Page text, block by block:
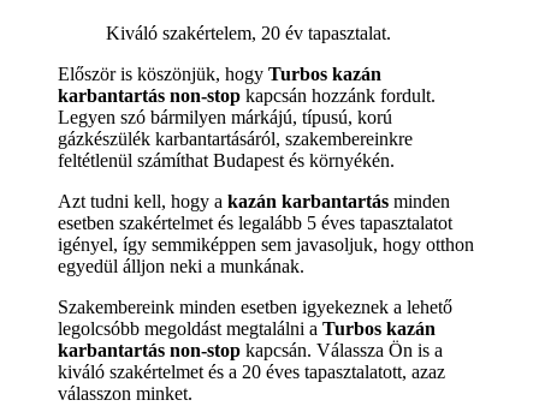
Kiváló szakértelem, 20 év tapasztalat.
Először is köszönjük, hogy Turbos kazán
karbantartás non-stop kapcsán hozzánk fordult.
Legyen szó bármilyen márkájú, típusú, korú
gázkészülék karbantartásáról, szakembereinkre
feltétlenül számíthat Budapest és környékén.
Azt tudni kell, hogy a kazán karbantartás minden
esetben szakértelmet és legalább 5 éves tapasztalatot
igényel, így semmiképpen sem javasoljuk, hogy otthon
egyedül álljon neki a munkának.
Szakembereink minden esetben igyekeznek a lehető
legolcsóbb megoldást megtalálni a Turbos kazán
karbantartás non-stop kapcsán. Válassza Ön is a
kiváló szakértelmet és a 20 éves tapasztalatott, azaz
válasszon minket.